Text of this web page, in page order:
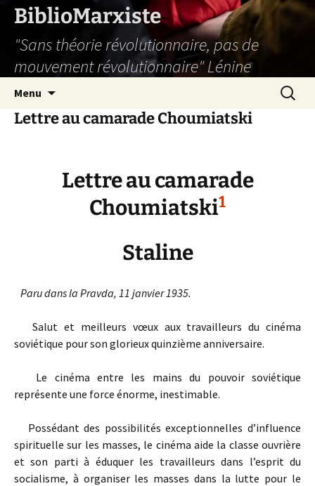
Aller
contenu
BiblioMarxiste
"Sans théorie révolutionnaire, pas de
mouvement révolutionnaire" Lénine
Menu
Lettre au camarade Choumiatski
Lettre au camarade
Choumiatski1
Staline
Paru dans la Pravda, 11 janvier 1935.
Salut et meilleurs vœux aux travailleurs du cinéma
soviétique pour son glorieux quinzième anniversaire.
Le cinéma entre les mains du pouvoir soviétique
représente une force énorme, inestimable.
Possédant des possibilités exceptionnelles d’influence
spirituelle sur les masses, le cinéma aide la classe ouvrière
et son parti à éduquer les travailleurs dans l’esprit du
socialisme, à organiser les masses dans la lutte pour le